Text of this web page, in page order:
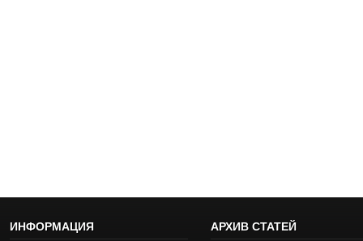
ИНФОРМАЦИЯ АРХИВ СТАТЕЙ